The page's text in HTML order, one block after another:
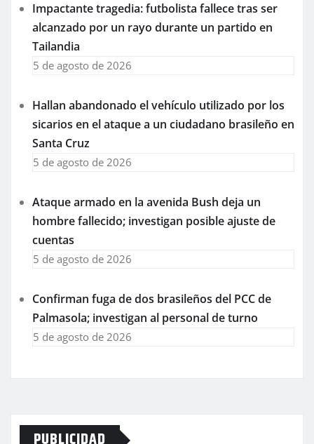
Impactante tragedia: futbolista fallece tras ser
alcanzado por un rayo durante un partido en
Tailandia
5 de agosto de 2026
Hallan abandonado el vehículo utilizado por los
sicarios en el ataque a un ciudadano brasileño en
Santa Cruz
5 de agosto de 2026
Ataque armado en la avenida Bush deja un
hombre fallecido; investigan posible ajuste de
cuentas
5 de agosto de 2026
Confirman fuga de dos brasileños del PCC de
Palmasola; investigan al personal de turno
5 de agosto de 2026